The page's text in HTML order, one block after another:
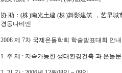
协 助：(株)南光土建.(株)舞影建筑 ，艺早
경동나비엔
2008 제 7차 국제온돌학회 학술발표대회 안내
1. 주 제 : 지속가능한 생태환경건축 과 온돌